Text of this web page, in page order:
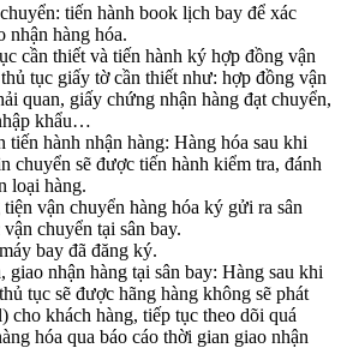
tiến hành book lịch bay để xác
nhận hàng hóa.
cần thiết và tiến hành ký hợp đồng vận
tục giấy tờ cần thiết như: hợp đồng vận
quan, giấy chứng nhận hàng đạt chuyển,
khẩu…
hành nhận hàng: Hàng hóa sau khi
chuyển sẽ được tiến hành kiểm tra, đánh
loại hàng.
vận chuyển hàng hóa ký gửi ra sân
chuyển tại sân bay.
bay đã đăng ký.
giao nhận hàng tại sân bay: Hàng sau khi
tục sẽ được hãng hàng không sẽ phát
cho khách hàng, tiếp tục theo dõi quá
hóa qua báo cáo thời gian giao nhận